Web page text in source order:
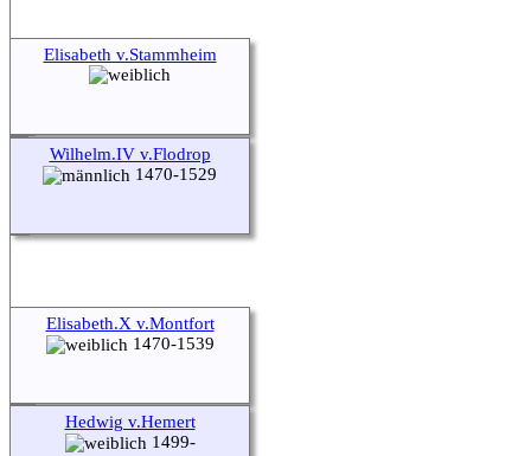
Elisabeth v.Stammheim
Wilhelm.IV v.Flodrop
1470-1529
Elisabeth.X v.Montfort
1470-1539
Hedwig v.Hemert
1499-